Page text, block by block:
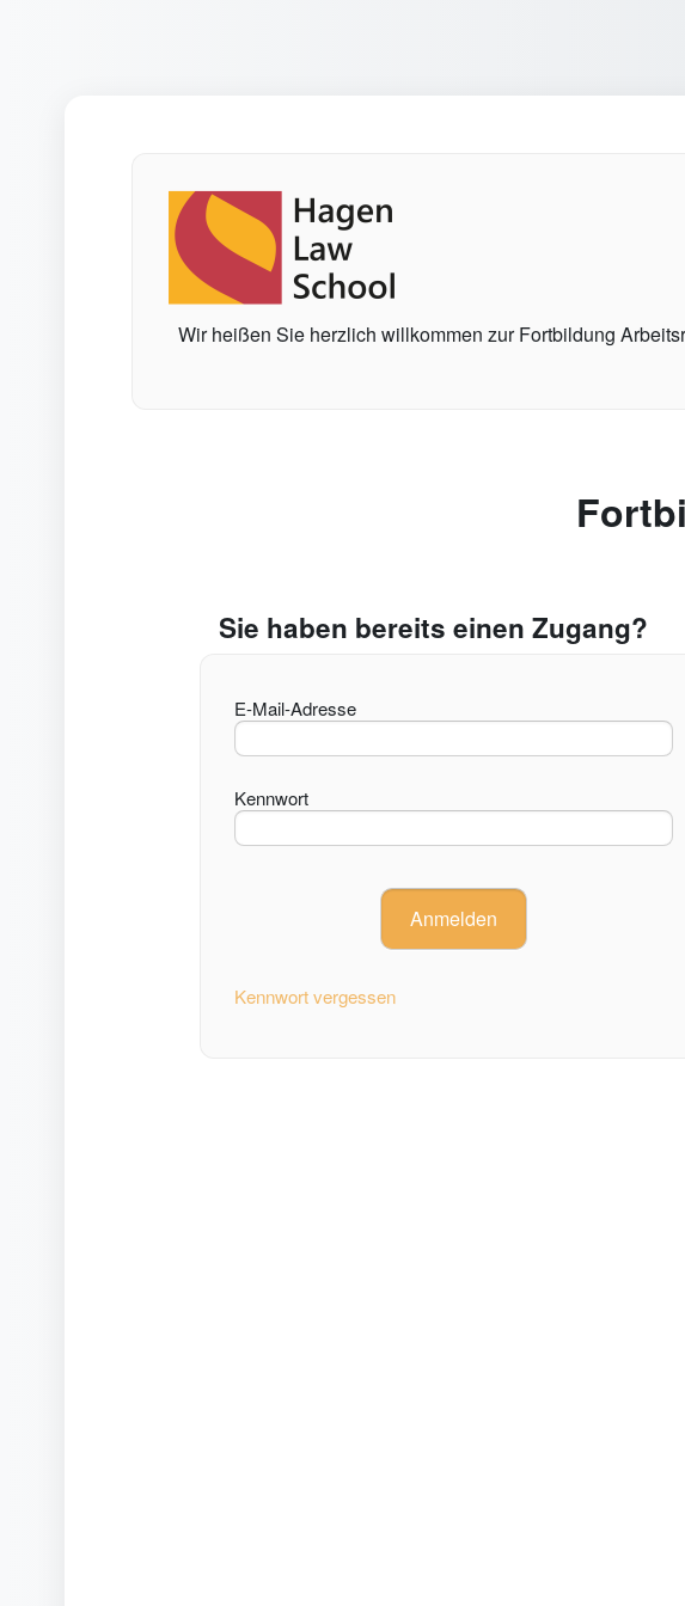
Wir heißen Sie herzlich willkommen zur Fortbildung
Sie haben bereits einen Zugang?
E-Mail-Adresse
Kennwort
Kennwort vergessen